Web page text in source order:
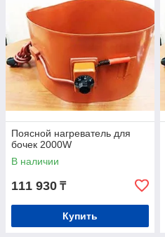
Поясной нагреватель для
бочек 2000W
В наличии
111 930 ₸
Купить